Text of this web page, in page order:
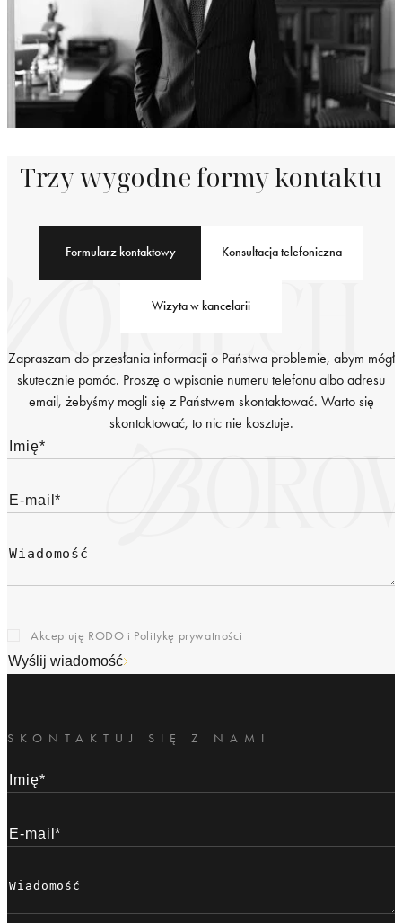
Trzy wygodne formy kontaktu
Formularz kontaktowy Konsultacja telefoniczna
Wizyta w kancelarii
Zapraszam do przesłania informacji o Państwa problemie, abym mógł
skutecznie pomóc. Proszę o wpisanie numeru telefonu albo adresu
email, żebyśmy mogli się z Państwem skontaktować. Warto się
skontaktować, to nic nie kosztuje.
Akceptuję RODO i Politykę prywatności
Wyślij wiadomość
SKONTAKTUJ SIĘ Z NAMI